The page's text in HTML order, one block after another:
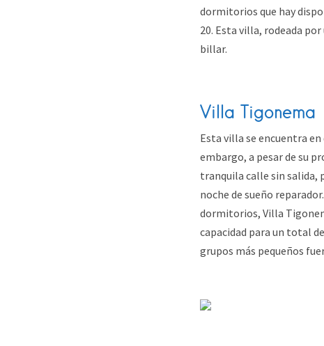
dormitorios que hay
20. Esta villa, rodeada
billar.
Villa Tigonema
Esta villa se encuentra
embargo, a pesar de su
tranquila calle sin salida,
noche de sueño
dormitorios, Villa
capacidad para un total
grupos más pequeños